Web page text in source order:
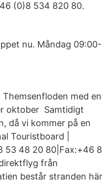
(0)8 534 820 80.
nu. Måndag 09:00-
med en
oktober Samtidigt
då vi kommer på en
Touristboard |
53 48 20 80|Fax:+46 8
från
består stranden här